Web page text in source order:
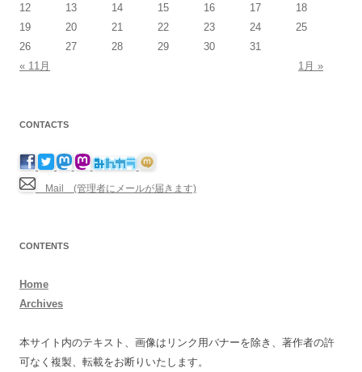
12
13 14 15 16 17
18
19
20 21 22 23 24
25
26
27 28 29 30
31
« 11月
1月 »
CONTACTS
Mail (管理者にメールが届きます)
CONTENTS
Home
Archives
本サイト内のテキスト、画像はリンク用バナーを除き、著作者の許
可なく複製、転載をお断りいたします。